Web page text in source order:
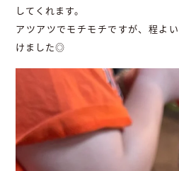
してくれます。
アツアツでモチモチですが、程よ
けました◎